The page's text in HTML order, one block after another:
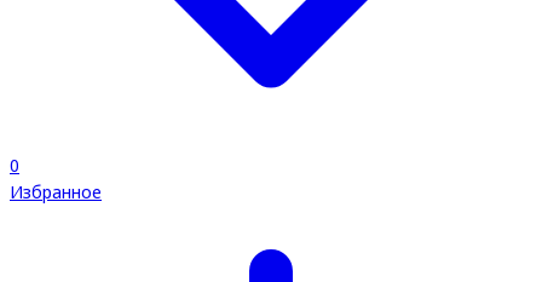
0
Избранное